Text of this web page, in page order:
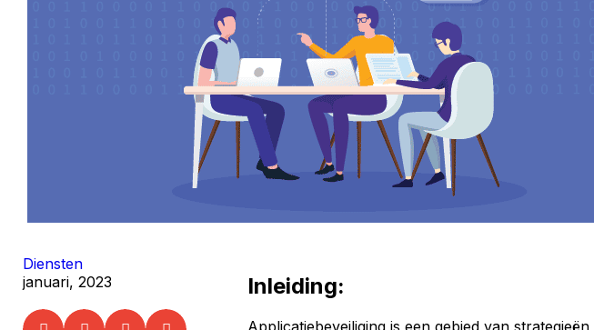
Diensten
januari, 2023
Inleiding: